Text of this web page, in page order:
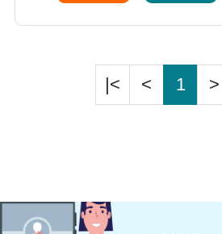
|< < 1 >